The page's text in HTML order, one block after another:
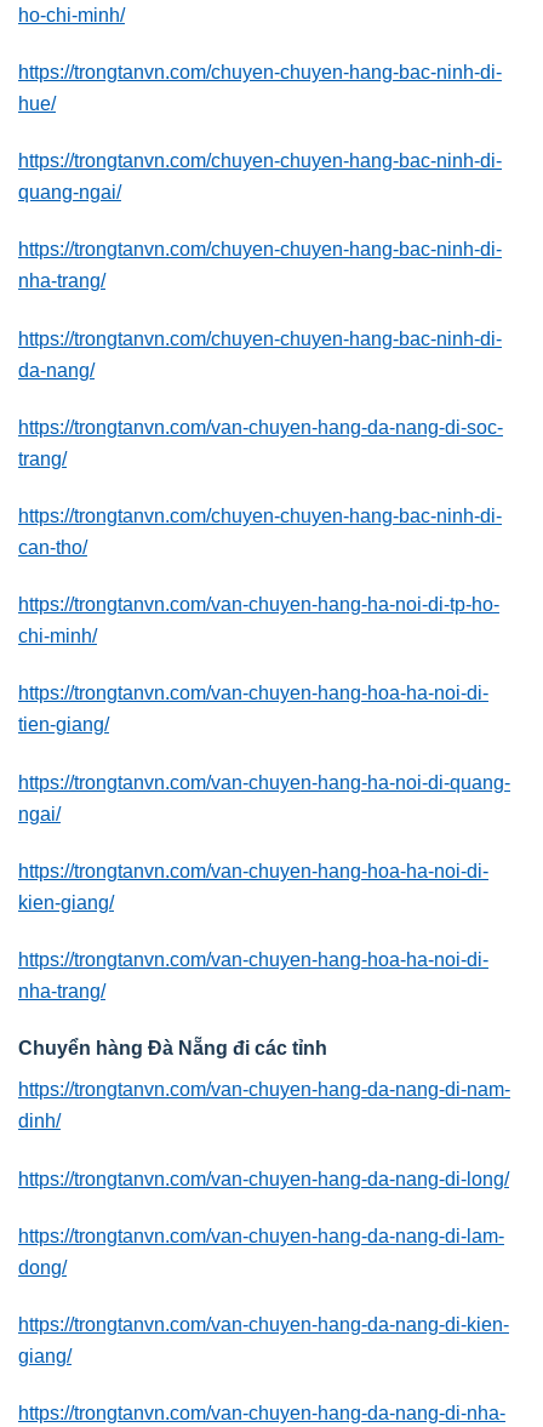
ho-chi-minh/
https://trongtanvn.com/chuyen-chuyen-hang-bac-ninh-di-
hue/
https://trongtanvn.com/chuyen-chuyen-hang-bac-ninh-di-
quang-ngai/
https://trongtanvn.com/chuyen-chuyen-hang-bac-ninh-di-
nha-trang/
https://trongtanvn.com/chuyen-chuyen-hang-bac-ninh-di-
da-nang/
https://trongtanvn.com/van-chuyen-hang-da-nang-di-soc-
trang/
https://trongtanvn.com/chuyen-chuyen-hang-bac-ninh-di-
can-tho/
https://trongtanvn.com/van-chuyen-hang-ha-noi-di-tp-ho-
chi-minh/
https://trongtanvn.com/van-chuyen-hang-hoa-ha-noi-di-
tien-giang/
https://trongtanvn.com/van-chuyen-hang-ha-noi-di-quang-
ngai/
https://trongtanvn.com/van-chuyen-hang-hoa-ha-noi-di-
kien-giang/
https://trongtanvn.com/van-chuyen-hang-hoa-ha-noi-di-
nha-trang/
Chuyển hàng Đà Nẵng đi các tỉnh
https://trongtanvn.com/van-chuyen-hang-da-nang-di-nam-
dinh/
https://trongtanvn.com/van-chuyen-hang-da-nang-di-long/
https://trongtanvn.com/van-chuyen-hang-da-nang-di-lam-
dong/
https://trongtanvn.com/van-chuyen-hang-da-nang-di-kien-
giang/
https://trongtanvn.com/van-chuyen-hang-da-nang-di-nha-